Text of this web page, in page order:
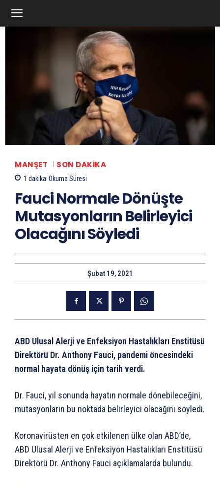
MANŞET SON DAKIKA
1 dakika Okuma Süresi
Fauci Normale Dönüşte
Mutasyonların Belirleyici
Olacağını Söyledi
Şubat 19, 2021
ABD Ulusal Alerji ve Enfeksiyon Hastalıkları Enstitüsü
Direktörü Dr. Anthony Fauci, pandemi öncesindeki
normal hayata dönüş için tarih verdi.
Dr. Fauci, yıl sonunda hayatın normale dönebileceğini,
mutasyonların bu noktada belirleyici olacağını söyledi.
Koronavirüsten en çok etkilenen ülke olan ABD’de,
ABD Ulusal Alerji ve Enfeksiyon Hastalıkları Enstitüsü
Direktörü Dr. Anthony Fauci açıklamalarda bulundu.